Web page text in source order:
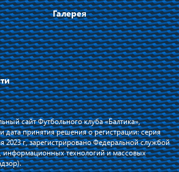
Галерея
сайт Футбольного клуба «Балтика»,
дата принятия решения о регистрации: серия
2023 г, зарегистрировано Федеральной службой
информационных технологий и массовых